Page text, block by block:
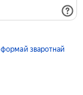
формай зваротнай